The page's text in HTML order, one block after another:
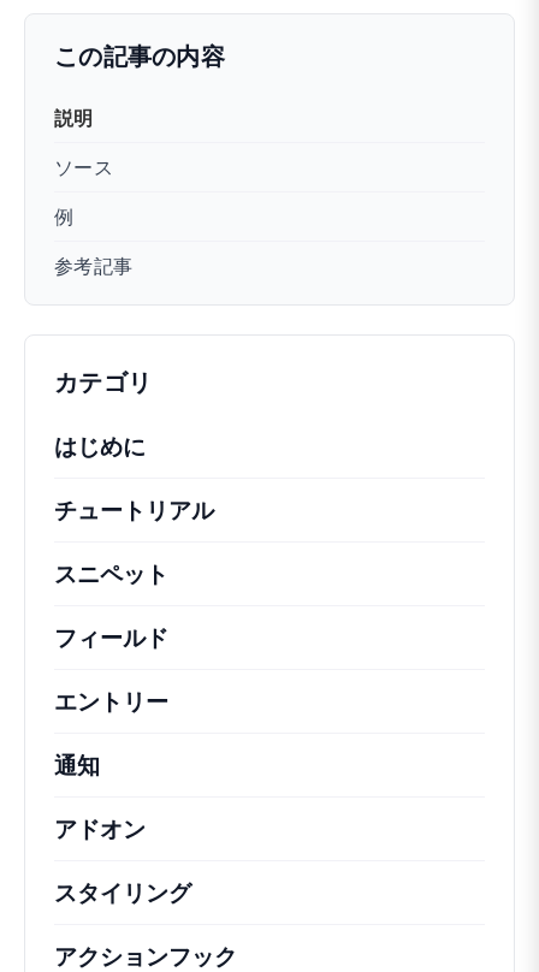
最終更新日: 2025年9月30日
この記事の内容
説明
ソース
例
参考記事
カテゴリ
はじめに
チュートリアル役立つハウツー記事やその他
スニペット
フィールド
エントリー
通知
アドオン
スタイリング
アクションフック